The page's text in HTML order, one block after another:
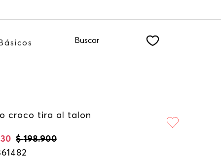
Básicos Buscar
croco tira al talon
$ 198.900